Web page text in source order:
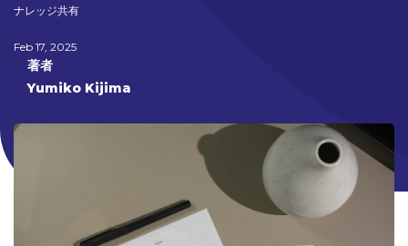
ナレッジ共有
Feb 17, 2025
著者
Yumiko Kijima